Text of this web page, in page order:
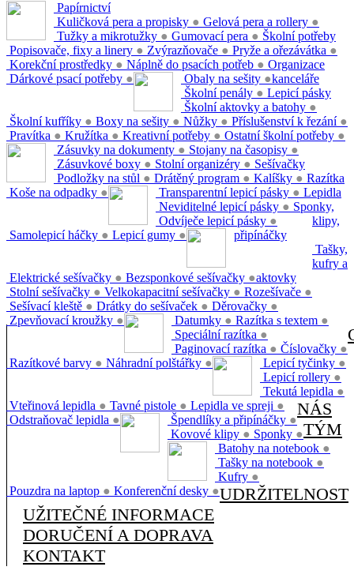
Papírnictví
Kuličková pera a propisky ● Gelová pera a rollery ●
Tužky a mikrotužky ● Gumovací pera ●
Popisovače, fixy a linery ● Zvýrazňovače ● Pryže a ořezávátka ●
Korekční prostředky ● Náplně do psacích potřeb ●
Dárkové psací potřeby ●
Školní potřeby
Obaly na sešity ●
Školní penály ●
Školní aktovky a batohy ●
Školní kufříky ● Boxy na sešity ● Nůžky ● Příslušenství k řezání ●
Pravítka ● Kružítka ● Kreativní potřeby ● Ostatní školní potřeby ●
Organizace
kanceláře
Zásuvky na dokumenty ● Stojany na časopisy ●
Zásuvkové boxy ● Stolní organizéry ●
Podložky na stůl ● Drátěný program ● Kalíšky ●
Koše na odpadky ●
Lepicí pásky
Transparentní lepicí pásky ●
Neviditelné lepicí pásky ●
Odvíječe lepicí pásky ●
Samolepicí háčky ● Lepicí gumy ●
Sešívačky
Elektrické sešívačky ● Bezsponkové sešívačky ●
Stolní sešívačky ● Velkokapacitní sešívačky ● Rozešívače ●
Sešívací kleště ● Drátky do sešívaček ● Děrovačky ●
Zpevňovací kroužky ●
Razítka
Datumky ● Razítka s textem ●
Speciální razítka ●
Paginovací razítka ● Číslovačky ●
Razítkové barvy ● Náhradní polštářky ●
Lepidla
Lepicí tyčinky ●
Lepicí rollery ●
Tekutá lepidla ●
Vteřinová lepidla ● Tavné pistole ● Lepidla ve spreji ●
Odstraňovač lepidla ●
Sponky,
klipy,
připínáčky
Špendlíky a připínáčky ●
Kovové klipy ● Sponky ●
Tašky,
kufry a
aktovky
Batohy na notebook ●
Tašky na notebook ●
Kufry ●
Pouzdra na laptop ● Konferenční desky ●
NÁS
TÝM
UDRŽITELNOST
UŽITEČNÉ INFORMACE
DORUČENÍ A DOPRAVA
KONTAKT